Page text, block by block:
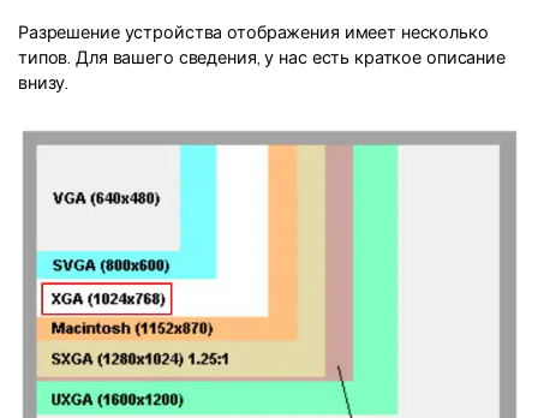
Разрешение устройства отображения имеет несколько
типов. Для вашего сведения, у нас есть краткое описание
внизу.